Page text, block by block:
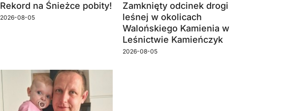
Rekord na Śnieżce pobity!
2026-08-05
Zamknięty odcinek drogi
leśnej w okolicach
Walońskiego Kamienia w
Leśnictwie Kamieńczyk
2026-08-05